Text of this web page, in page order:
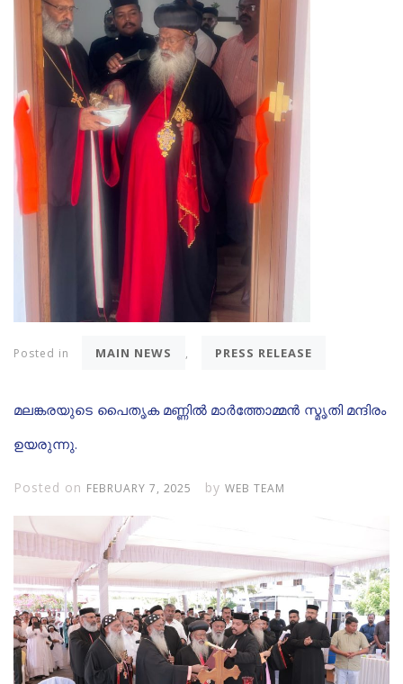
Posted in MAIN NEWS , PRESS RELEASE
മലങ്കരയുടെ പൈതൃക മണ്ണിൽ മാർത്തോമ്മൻ സ്മൃതി മന്ദിരം
ഉയരുന്നു.
Posted on FEBRUARY 7, 2025 byWEB TEAM